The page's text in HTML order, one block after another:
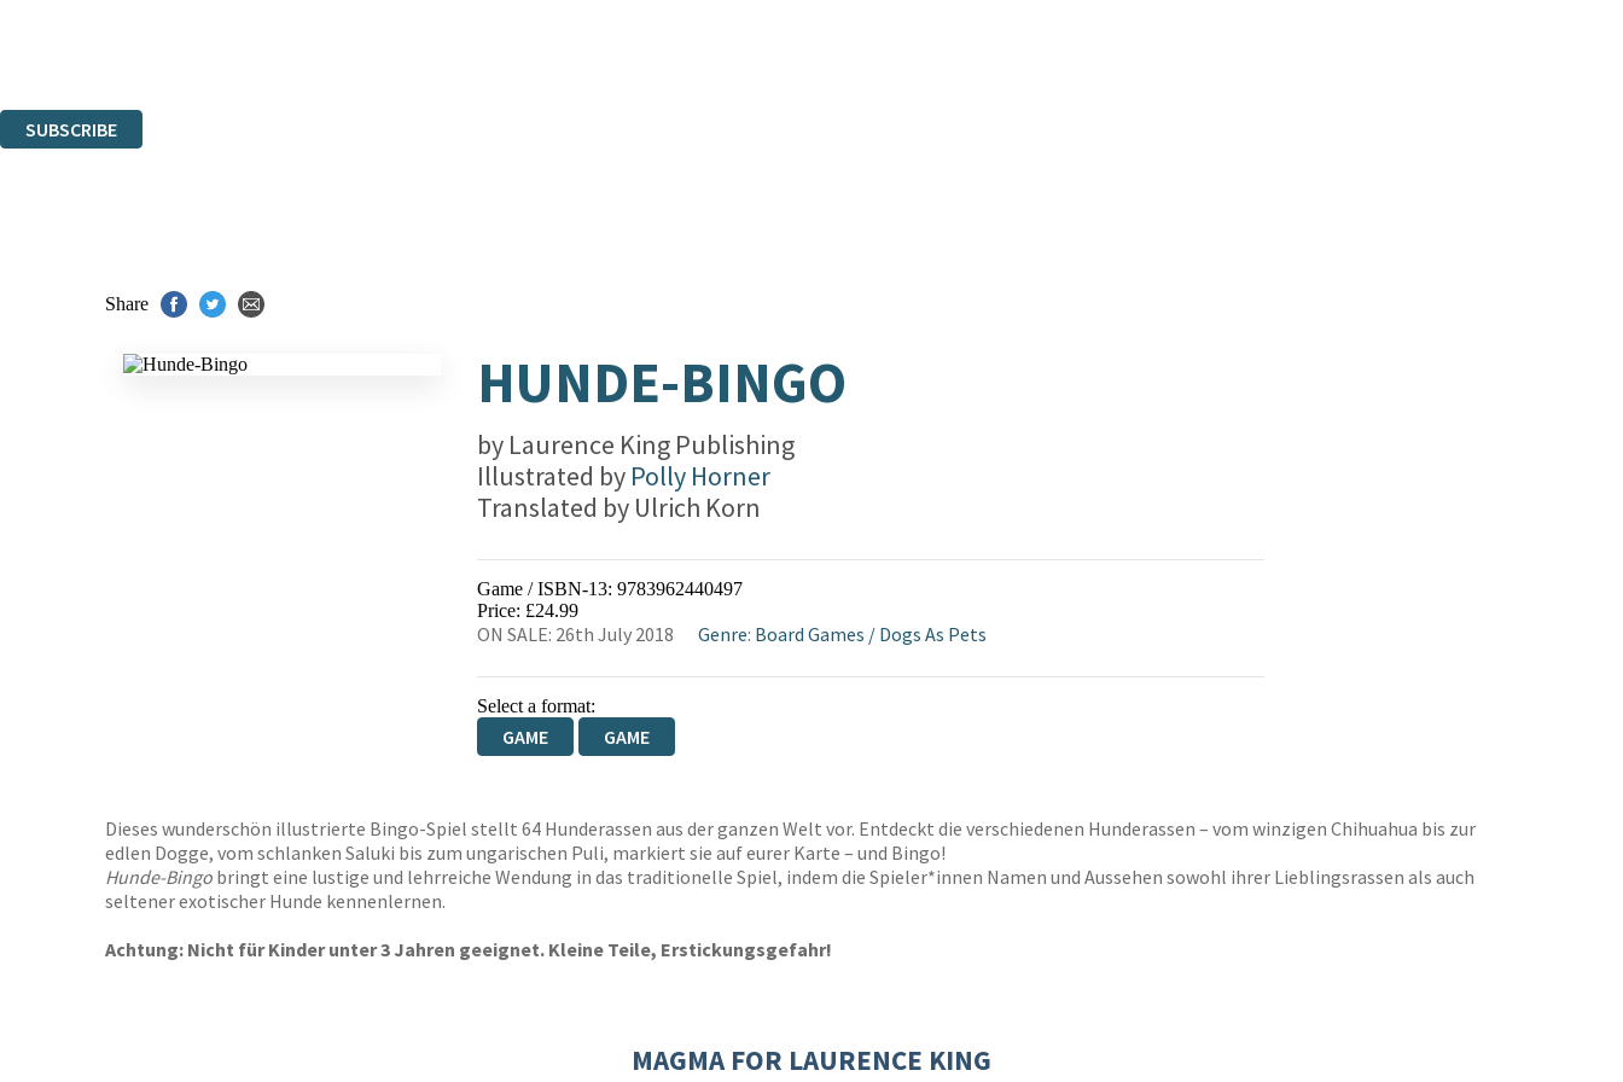
SUBSCRIBE
Share
HUNDE-BINGO
by Laurence King Publishing
Illustrated by Polly Horner
Translated by Ulrich Korn
Game / ISBN-13: 9783962440497
Price: £24.99
ON SALE: 26th July 2018 Genre: Board Games / Dogs As Pets
Select a format:
GAME GAME
Dieses wunderschön illustrierte Bingo-Spiel stellt 64 Hunderassen aus der ganzen Welt vor. Entdeckt die verschiedenen Hunderassen – vom winzigen Chihuahua bis zur
edlen Dogge, vom schlanken Saluki bis zum ungarischen Puli, markiert sie auf eurer Karte – und Bingo!
Hunde-Bingo bringt eine lustige und lehrreiche Wendung in das traditionelle Spiel, indem die Spieler*innen Namen und Aussehen sowohl ihrer Lieblingsrassen als auch
seltener exotischer Hunde kennenlernen.
Achtung: Nicht für Kinder unter 3 Jahren geeignet. Kleine Teile, Erstickungsgefahr!
MAGMA FOR LAURENCE KING